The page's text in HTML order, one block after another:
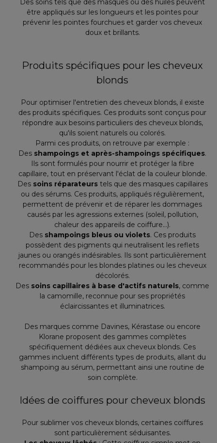
Des soins tels que des masques ou des huiles peuvent
être appliqués sur les longueurs et les pointes pour
prévenir les pointes fourchues et garder vos cheveux
doux et brillants.
Produits spécifiques pour les cheveux
blonds
Pour optimiser l'entretien des cheveux blonds, il existe
des produits spécifiques. Ces produits sont conçus pour
répondre aux besoins particuliers des cheveux blonds,
qu'ils soient naturels ou colorés.
Parmi ces produits, on retrouve par exemple :
Des shampoings et après-shampoings spécifiques.
Ils sont formulés pour nourrir et protéger la fibre
capillaire, tout en préservant l'éclat de la couleur blonde.
Des soins réparateurstels que des masques capillaires
ou des sérums. Ces produits, appliqués régulièrement,
permettent de prévenir et de réparer les dommages
causés par les agressions externes (soleil, pollution,
chaleur des appareils de coiffure...).
Des shampoings bleus ou violets. Ces produits
possèdent des pigments qui neutralisent les reflets
jaunes ou orangés indésirables. Ils sont particulièrement
recommandés pour les blondes platines ou les cheveux
décolorés.
Des soins capillaires à base d'actifs naturels, comme
la camomille, reconnue pour ses propriétés
éclaircissantes et illuminatrices.
Des marques comme Davines, Kérastase ou encore
Klorane proposent des gammes complètes
spécifiquement dédiées aux cheveux blonds. Ces
gammes incluent différents types de produits, allant du
shampoing au sérum, permettant ainsi une routine de
soin complète.
Idées de coiffures pour cheveux blonds
Pour sublimer vos cheveux blonds, certaines coiffures
sont particulièrement séduisantes.